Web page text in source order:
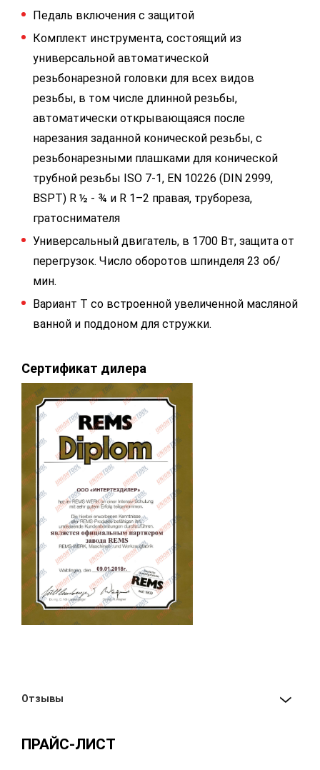
Педаль включения с защитой
Комплект инструмента, состоящий из
универсальной автоматической
резьбонарезной головки для всех видов
резьбы, в том числе длинной резьбы,
автоматически открывающаяся после
нарезания заданной конической резьбы, с
резьбонарезными плашками для конической
трубной резьбы ISO 7-1, EN 10226 (DIN 2999,
BSPT) R ½ - ¾ и R 1–2 правая, трубореза,
гратоснимателя
Универсальный двигатель, в 1700 Вт, защита от
перегрузок. Число оборотов шпинделя 23 об/
мин.
Вариант Т со встроенной увеличенной масляной
ванной и поддоном для стружки.
Сертификат дилера
Отзывы
ПРАЙС-ЛИСТ